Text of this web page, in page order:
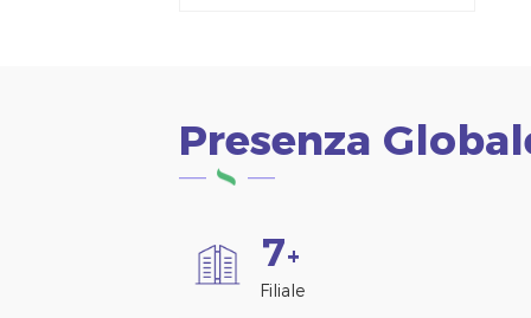
Presenza
7+
Filiale